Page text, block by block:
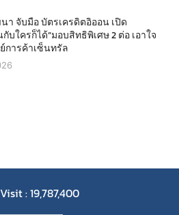
า จับมือ บัตรเครดิตอิออน เปิด
บใครก็ได้”มอบสิทธิพิเศษ 2 ต่อ เอาใจ
การค้าเซ็นทรัล
: 19,787,400